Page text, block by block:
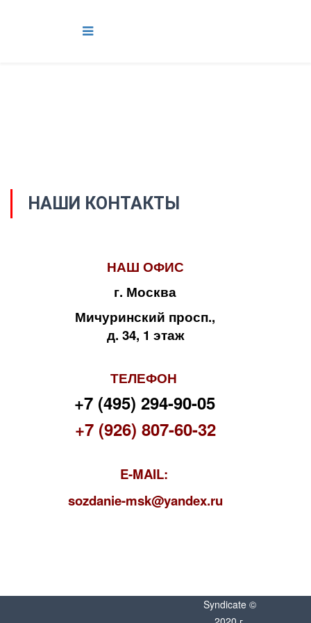
НАШИ КОНТАКТЫ
НАШ ОФИС
г. Москва
Мичуринский просп.,
д. 34, 1 этаж
ТЕЛЕФОН
+7 (495) 294-90-05
+7 (926) 807-60-32
E-MAIL:
sozdanie-msk@yandex.ru
Syndicate ©